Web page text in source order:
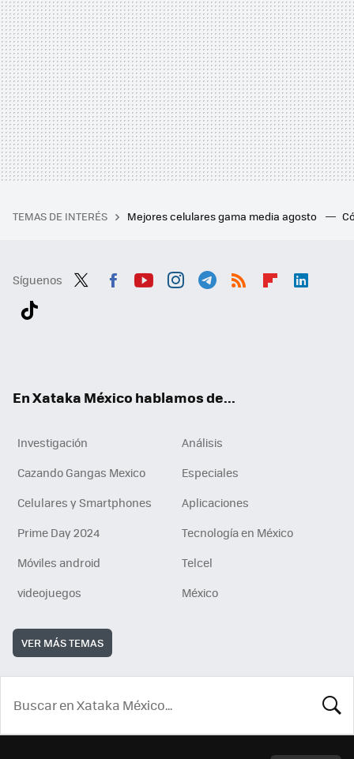
TEMAS DE INTERÉS Mejores celulares gama media agosto
Síguenos
En Xataka México hablamos de...
Investigación
Análisis
Cazando Gangas Mexico
Especiales
Celulares y Smartphones
Aplicaciones
Prime Day 2024
Tecnología en México
Móviles android
Telcel
videojuegos
México
VER MÁS TEMAS